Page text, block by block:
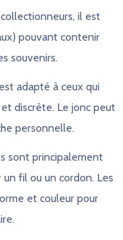
il est
pouvant contenir
souvenirs.
adapté à ceux qui
discrète. Le jonc peut
personnelle.
sont principalement
fil ou un cordon. Les
et couleur pour